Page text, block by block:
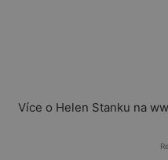
Více o Helen Stanku na